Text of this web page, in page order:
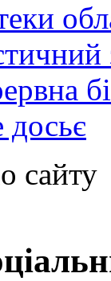
досьє
сайту